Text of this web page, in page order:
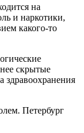
на
и наркотики,
какого-то
скрытые
здравоохранения
Петербург